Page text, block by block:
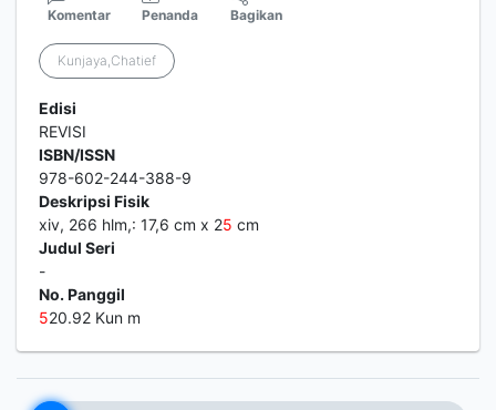
Komentar Penanda Bagikan
Kunjaya,Chatief
Edisi
REVISI
ISBN/ISSN
978-602-244-388-9
Deskripsi Fisik
xiv, 266 hlm,: 17,6 cm x 25 cm
Judul Seri
-
No. Panggil
520.92 Kun m